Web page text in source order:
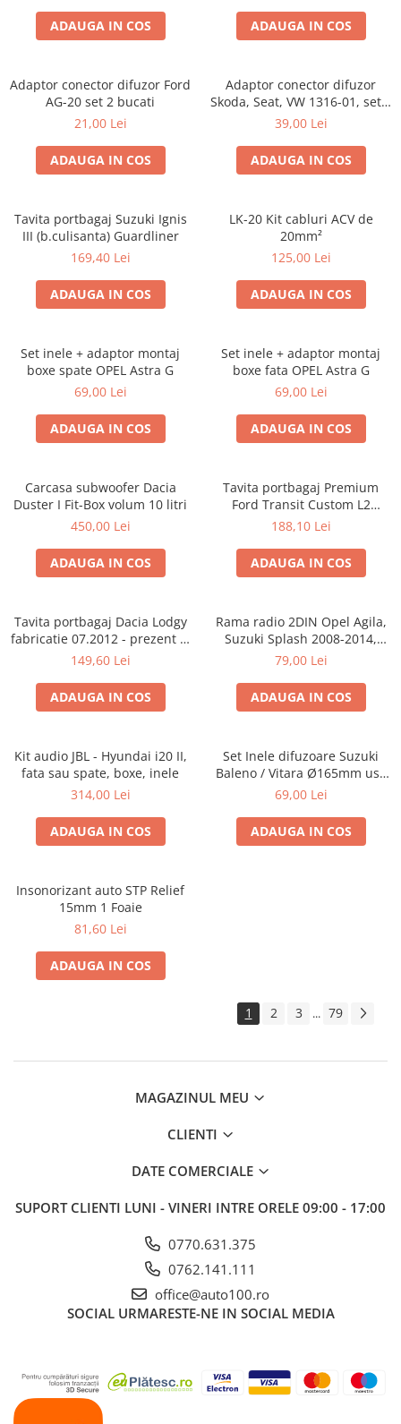
ADAUGA IN COS ADAUGA IN COS
Adaptor conector difuzor Ford
AG-20 set 2 bucati
21,00 Lei
ADAUGA IN COS
Adaptor conector difuzor
Skoda, Seat, VW 1316-01, set 2
bucati
39,00 Lei
ADAUGA IN COS
Tavita portbagaj Suzuki Ignis
III (b.culisanta) Guardliner
169,40 Lei
ADAUGA IN COS
LK-20 Kit cabluri ACV de
20mm²
125,00 Lei
ADAUGA IN COS
Set inele + adaptor montaj
boxe spate OPEL Astra G
69,00 Lei
ADAUGA IN COS
Set inele + adaptor montaj
boxe fata OPEL Astra G
69,00 Lei
ADAUGA IN COS
Carcasa subwoofer Dacia
Duster I Fit-Box volum 10 litri
450,00 Lei
ADAUGA IN COS
Tavita portbagaj Premium
Ford Transit Custom L2
fabricatie 01.2013 - prezent
188,10 Lei
ADAUGA IN COS
Tavita portbagaj Dacia Lodgy
fabricatie 07.2012 - prezent (7
locuri)
149,60 Lei
ADAUGA IN COS
Rama radio 2DIN Opel Agila,
Suzuki Splash 2008-2014,
381294-04
79,00 Lei
ADAUGA IN COS
Kit audio JBL - Hyundai i20 II,
fata sau spate, boxe, inele
314,00 Lei
ADAUGA IN COS
Set Inele difuzoare Suzuki
Baleno / Vitara Ø165mm usa
fata, 271294-01
69,00 Lei
ADAUGA IN COS
Insonorizant auto STP Relief
15mm 1 Foaie
81,60 Lei
ADAUGA IN COS
1 2 3 ... 79
MAGAZINUL MEU
CLIENTI
DATE COMERCIALE
SUPORT CLIENTI LUNI - VINERI INTRE ORELE 09:00 - 17:00
0770.631.375
0762.141.111
office@auto100.ro
SOCIAL URMARESTE-NE IN SOCIAL MEDIA